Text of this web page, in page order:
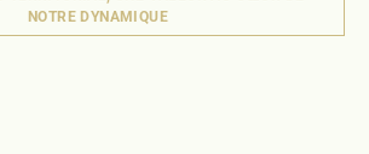
NOTRE DYNAMIQUE